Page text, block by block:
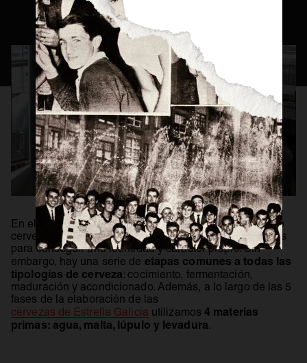
Consejos Cerveceros
Servicio Perfecto
Historia
Actualidad
Materias Primas
Estilos de Cerveza
Elaboración
Maridaje
BEER MASTER
En el proceso de elaboración de cerveza, cada maestro
cervecero desarrolla en su receta elementos personales
para conseguir una identidad y carácter propio. Sin
embargo, hay una serie de etapas comunes a todas las
tipologías de cerveza: cocimiento, fermentación,
maduración y acondicionado. Además, a lo largo de las 5
fases de la elaboración de las
cervezas de Estrella Galicia utilizamos 4 materias
primas: agua, malta, lúpulo y levadura.